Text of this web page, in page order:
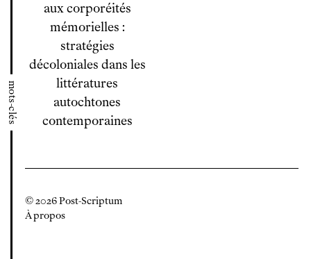
mots-clés
aux corporéités
mémorielles :
stratégies
décoloniales dans les
littératures
autochtones
contemporaines
© 2026 Post-Scriptum
À propos